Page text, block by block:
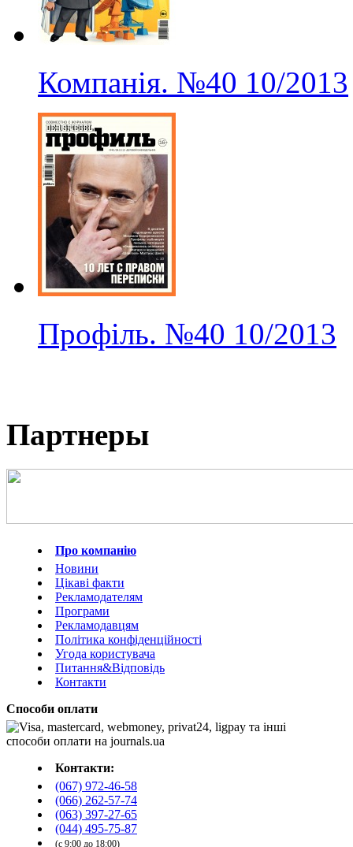
Компанія. №40 10/2013
Профіль. №40 10/2013
Партнеры
Про компанію
Новини
Цікаві факти
Рекламодателям
Програми
Рекламодавцям
Політика конфіденційності
Угода користувача
Питання&Відповідь
Контакти
Способи оплати
Контакти:
(067) 972-46-58
(066) 262-57-74
(063) 397-27-65
(044) 495-75-87
(с 9:00 до 18:00)